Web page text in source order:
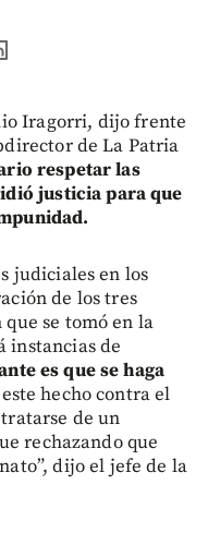
Iragorri, dijo frente
de La Patria
respetar las
justicia para que
judiciales en los
de los tres
se tomó en la
instancias de
es que se haga
hecho contra el
de un
rechazando que
dijo el jefe de la